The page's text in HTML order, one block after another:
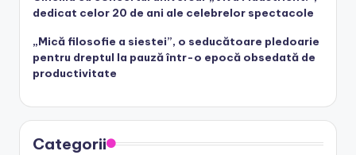
dedicat celor 20 de ani ale celebrelor spectacole
„Mică filosofie a siestei”, o seducătoare pledoarie
pentru dreptul la pauză într-o epocă obsedată de
productivitate
Categorii